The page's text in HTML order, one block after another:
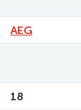
AEG
18